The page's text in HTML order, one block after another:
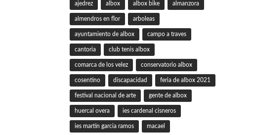
ajedrez albox albox bike almanzora
almendros en flor arboleas
ayuntamiento de albox campo a traves
cantoria club tenis albox
comarca de los velez conservatorio albox
cosentino discapacidad feria de albox 2021
festival nacional de arte gente de albox
huercal overa ies cardenal cisneros
ies martin garcia ramos macael